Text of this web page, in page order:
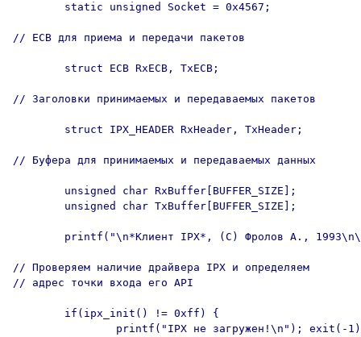
        static unsigned Socket = 0x4567;
// ECB для приема и передачи пакетов
        struct ECB RxECB, TxECB;
// Заголовки принимаемых и передаваемых пакетов
        struct IPX_HEADER RxHeader, TxHeader;
// Буфера для принимаемых и передаваемых данных
        unsigned char RxBuffer[BUFFER_SIZE];
        unsigned char TxBuffer[BUFFER_SIZE];
printf("\n*Клиент IPX*, (C) Фролов А.,
// Проверяем наличие драйвера IPX и определяем
// адрес точки входа его API
        if(ipx_init() != 0xff) {
printf("IPX не загружен!\n"); exit(-